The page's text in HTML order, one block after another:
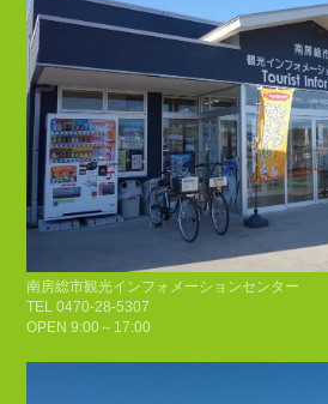
南房総市観光インフォメーションセンター
TEL 0470-28-5307
OPEN 9:00～17:00